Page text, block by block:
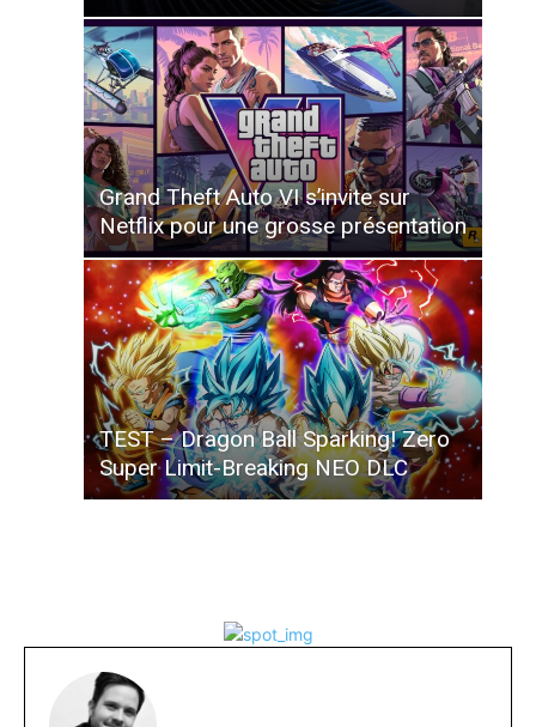
Grand Theft Auto VI s’invite sur
Netflix pour une grosse présentation
TEST – Dragon Ball Sparking! Zero
Super Limit-Breaking NEO DLC